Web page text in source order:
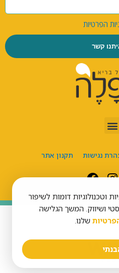
וטכנולוגיות דומות לשיפור
ושיווק. המשך הגלישה
שלנו.
הפרטיות
קשר
נגישות תקנון אתר
לטיפל’ה